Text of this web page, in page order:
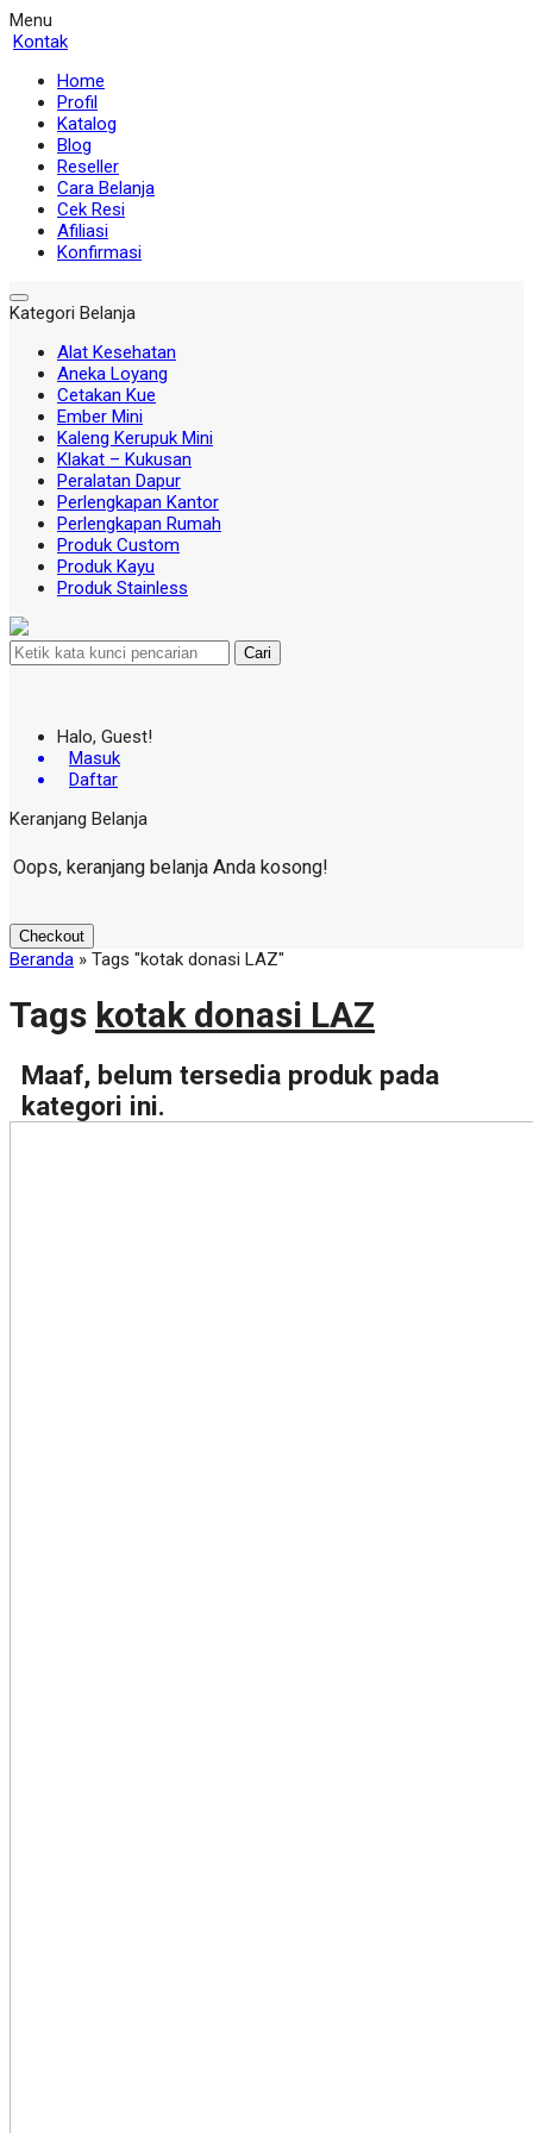
Menu
Kontak
Home
Profil
Katalog
Blog
Reseller
Cara Belanja
Cek Resi
Afiliasi
Konfirmasi
Kategori Belanja
Alat Kesehatan
Aneka Loyang
Cetakan Kue
Ember Mini
Kaleng Kerupuk Mini
Klakat – Kukusan
Peralatan Dapur
Perlengkapan Kantor
Perlengkapan Rumah
Produk Custom
Produk Kayu
Produk Stainless
Cari
Halo, Guest!
Masuk
Daftar
Keranjang Belanja
Oops, keranjang belanja Anda kosong!
Checkout
Beranda » Tags "kotak donasi LAZ"
Tags kotak donasi LAZ
Maaf, belum tersedia produk pada
kategori ini.